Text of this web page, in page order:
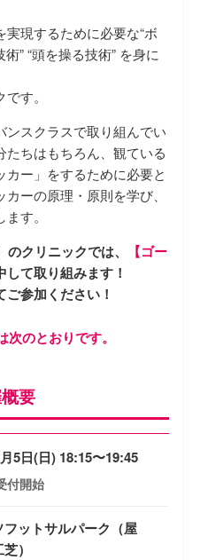
実現するために必要な“ボ
” “頭を操る技術” を身に
す。
ンスクラスで取り組んでい
たちはもちろん、観ている
カー」をするために必要と
ーの原理・原則を学び、
す。
クリニックでは、
【ゴー
して取り組みます！
参加ください！
のとおりです。
要
5日(日) 18:15〜19:45
付開始
フットサルパーク（屋
）